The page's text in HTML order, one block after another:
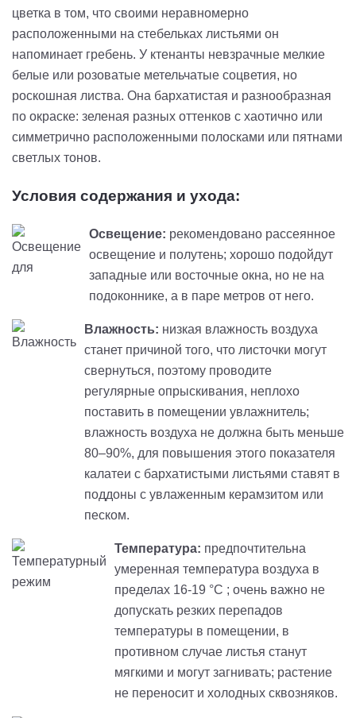
цветка в том, что своими неравномерно
расположенными на стебельках листьями он
напоминает гребень. У ктенанты невзрачные мелкие
белые или розоватые метельчатые соцветия, но
роскошная листва. Она бархатистая и разнообразная
по окраске: зеленая разных оттенков с хаотично или
симметрично расположенными полосками или пятнами
светлых тонов.
Условия содержания и ухода:
Освещение: рекомендовано рассеянное
освещение и полутень; хорошо подойдут
западные или восточные окна, но не на
подоконнике, а в паре метров от него.
Влажность: низкая влажность воздуха
станет причиной того, что листочки могут
свернуться, поэтому проводите
регулярные опрыскивания, неплохо
поставить в помещении увлажнитель;
влажность воздуха не должна быть меньше
80–90%, для повышения этого показателя
калатеи с бархатистыми листьями ставят в
поддоны с увлаженным керамзитом или
песком.
Температура: предпочтительна
умеренная температура воздуха в
пределах 16-19 °C ; очень важно не
допускать резких перепадов
температуры в помещении, в
противном случае листья станут
мягкими и могут загнивать; растение
не переносит и холодных сквозняков.